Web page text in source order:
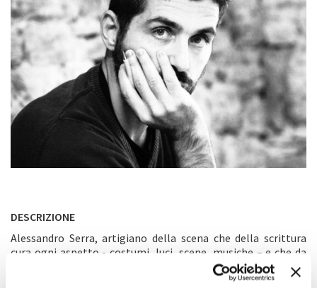
DESCRIZIONE
Alessandro Serra, artigiano della scena che della scrittura
cura ogni aspetto - costumi, luci, scene, musiche – e che da
più di vent’anni persegue una sua idea di teatro-laboratorio
con la compagnia Teatropersona, cerca il “timbro